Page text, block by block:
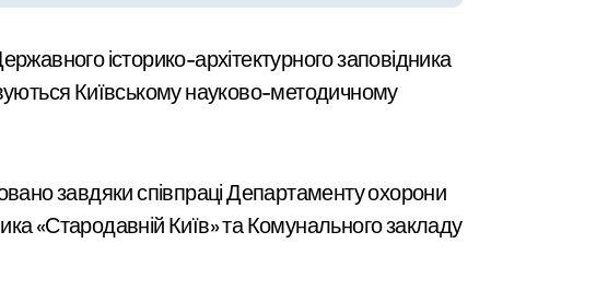
історико-архітектурного заповідника
Київському науково-методичному
завдяки співпраці Департаменту охорони
«Стародавній Київ» та Комунального закладу